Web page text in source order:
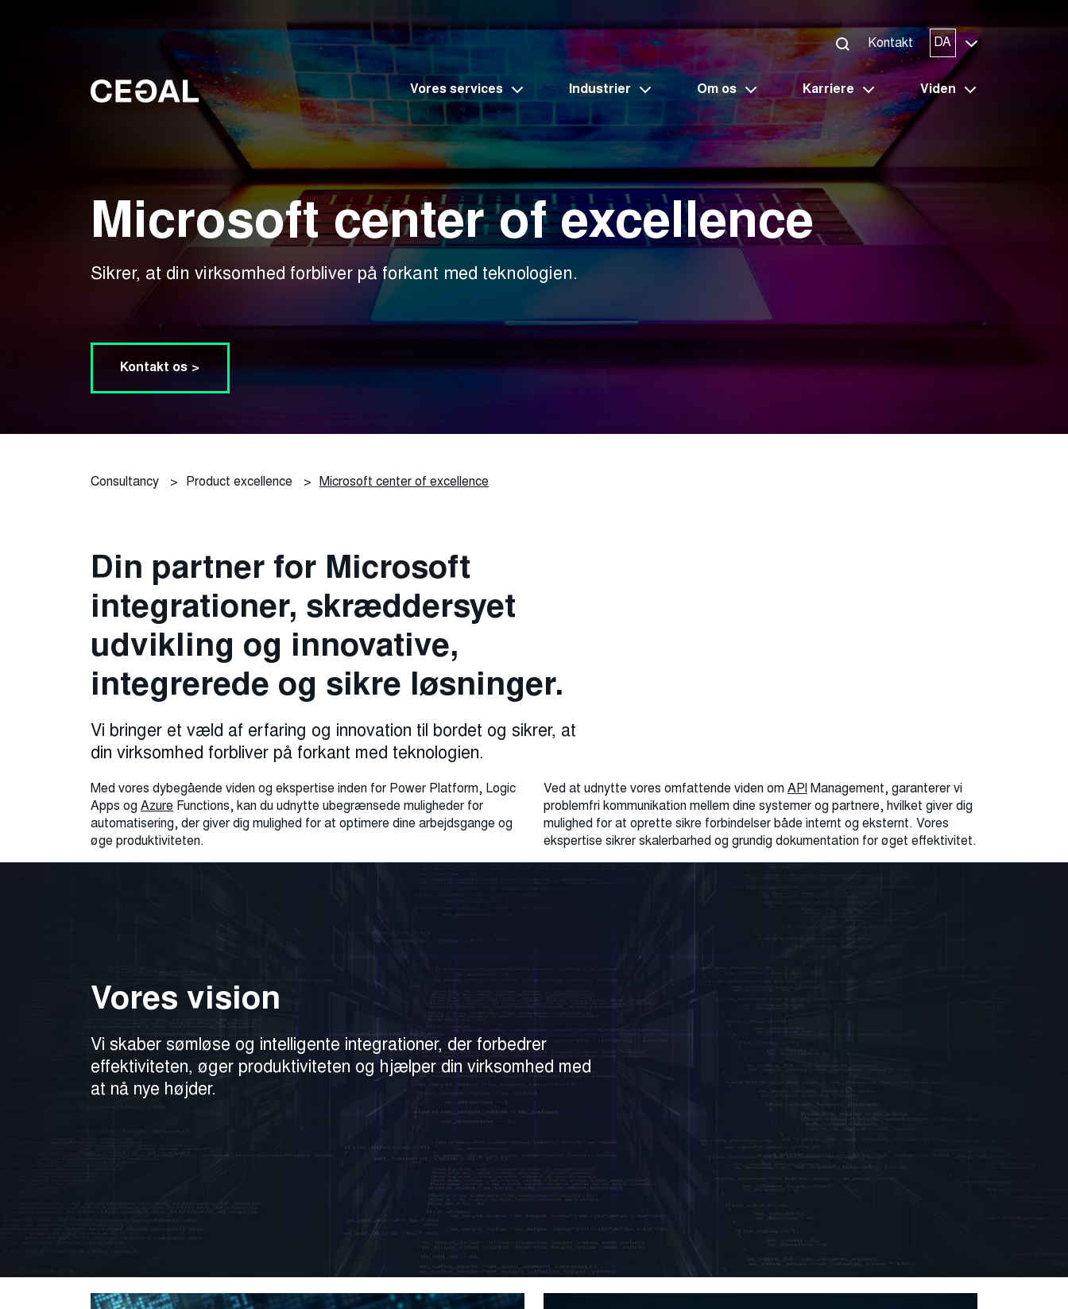
Kontakt DA
Vores services Industrier Om os Karriere Viden
Microsoft center of excellence
Sikrer, at din virksomhed forbliver på forkant med teknologien.
Kontakt os >
Consultancy > Product excellence > Microsoft center of excellence
Din partner for Microsoft
integrationer, skræddersyet
udvikling og innovative,
integrerede og sikre løsninger.
Vi bringer et væld af erfaring og innovation til bordet og sikrer, at
din virksomhed forbliver på forkant med teknologien.
Med vores dybegående viden og ekspertise inden for Power Platform, Logic
Apps og Azure Functions, kan du udnytte ubegrænsede muligheder for
automatisering, der giver dig mulighed for at optimere dine arbejdsgange og
øge produktiviteten.
Ved at udnytte vores omfattende viden om APIManagement, garanterer vi
problemfri kommunikation mellem dine systemer og partnere, hvilket giver dig
mulighed for at oprette sikre forbindelser både internt og eksternt. Vores
ekspertise sikrer skalerbarhed og grundig dokumentation for øget effektivitet.
Vores vision
Vi skaber sømløse og intelligente integrationer, der forbedrer
effektiviteten, øger produktiviteten og hjælper din virksomhed med
at nå nye højder.